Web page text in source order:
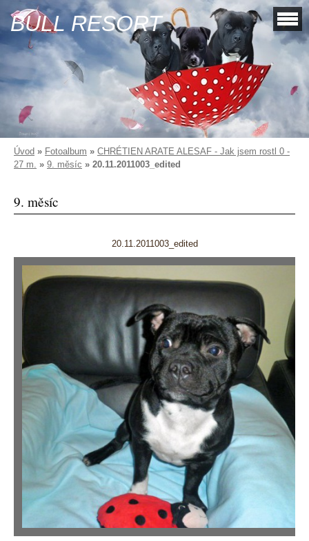
BULL RESORT
Úvod » Fotoalbum » CHRÉTIEN ARATE ALESAF - Jak jsem rostl 0 -
27 m. » 9. měsíc » 20.11.2011003_edited
9. měsíc
20.11.2011003_edited